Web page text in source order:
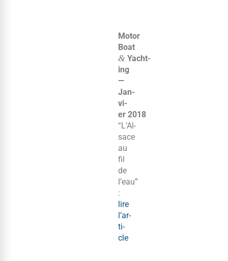
Motor
Boat
&Yacht­
ing
—
Jan­
vi­
er 2018
“L’Al­
sace
au
fil
de
l’eau”
:
lire
l’ar­
ti­
cle